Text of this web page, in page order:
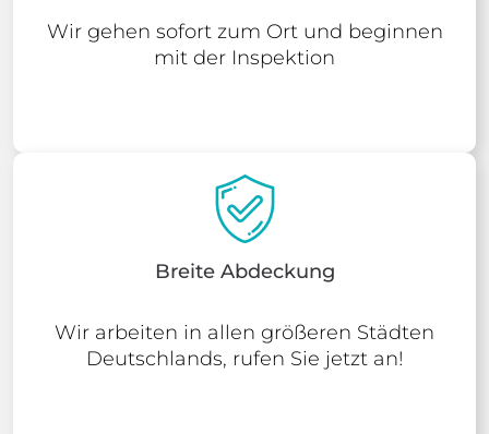
Wir gehen sofort zum Ort und beginnen
mit der Inspektion
Breite Abdeckung
Wir arbeiten in allen größeren Städten
Deutschlands, rufen Sie jetzt an!